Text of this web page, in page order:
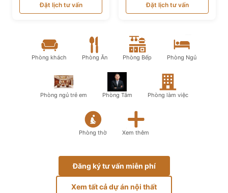
Đặt lịch tư vấn Đặt lịch tư vấn
Phòng khách Phòng Ăn Phòng Bếp Phòng Ngủ
Phòng ngủ trẻ em Phòng Tắm Phòng làm việc
Phòng thờ Xem thêm
Đăng ký tư vấn miễn phí
Xem tất cả dự án nội thất